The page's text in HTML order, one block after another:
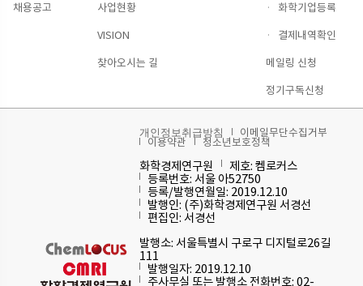
채용공고
사업현황
VISION
찾아오시는 길
·
화학기업등록
·
결제내역확인
메일링 신청
정기구독신청
개인정보취급방침 이메일무단수집거부
이용약관 청소년보호정책
화학경제연구원
제호: 켐로커스
등록번호: 서울 아52750
등록/발행연월일: 2019.12.10
발행인: (주)화학경제연구원 서경선
편집인: 서경선
발행소: 서울특별시 구로구 디지털로26길
111
발행일자: 2019.12.10
주사무실 또는 발행소 전화번호: 02-